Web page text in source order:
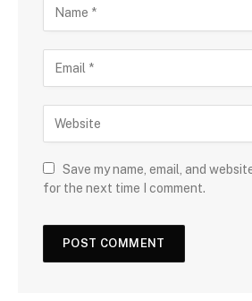
Save my name, email, and
for the next time I comment.